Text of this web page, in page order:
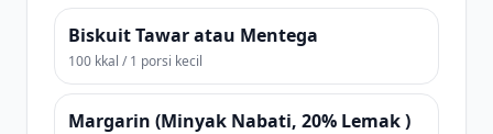
Biskuit Tawar atau Mentega
100 kkal / 1 porsi kecil
Margarin (Minyak Nabati, 20% Lemak )